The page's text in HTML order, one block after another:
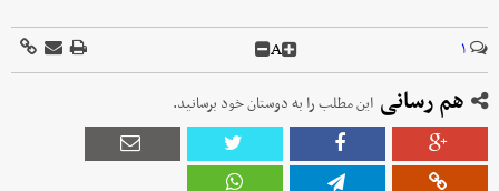
۱ A
هم رسانی این مطلب را به دوستان خود برسانید.